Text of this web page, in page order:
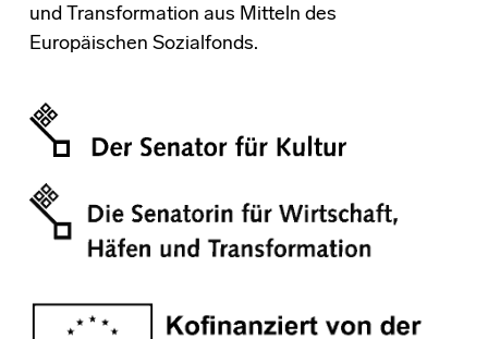
und Transformation aus Mitteln des
Europäischen Sozialfonds.